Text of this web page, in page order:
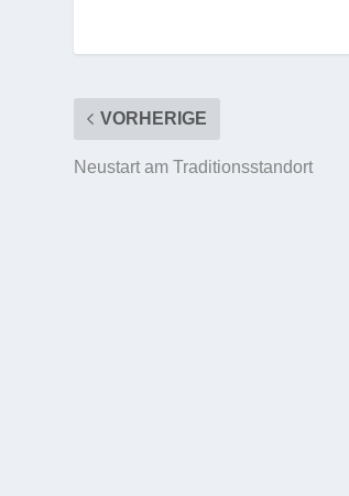
VORHERIGE
Neustart am Traditionsstandort